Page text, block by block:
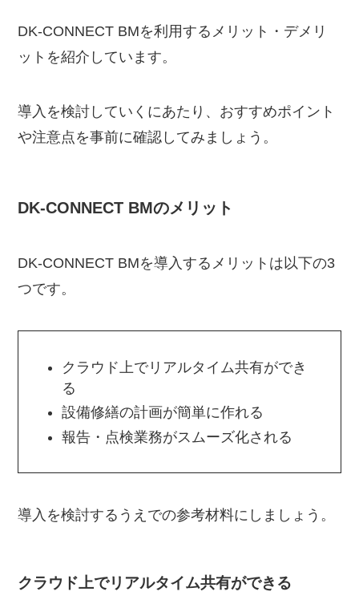
DK-CONNECT BMを利用するメリット・デメリ
ットを紹介しています。
導入を検討していくにあたり、おすすめポイント
や注意点を事前に確認してみましょう。
DK-CONNECT BMのメリット
DK-CONNECT BMを導入するメリットは以下の3
つです。
クラウド上でリアルタイム共有ができ
る
設備修繕の計画が簡単に作れる
報告・点検業務がスムーズ化される
導入を検討するうえでの参考材料にしましょう。
クラウド上でリアルタイム共有ができる